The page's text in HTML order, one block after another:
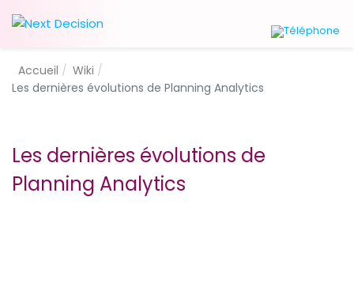
Accueil
Wiki
Les dernières évolutions de Planning Analytics
Les dernières évolutions de
Planning Analytics